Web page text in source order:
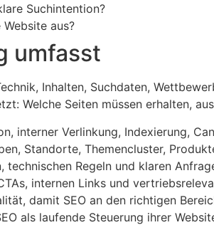
Suchintention?
aus?
umfasst
Inhalten, Suchdaten,
Welche Seiten müssen erhalten,
interner Verlinkung, Indexierung,
Standorte, Themencluster,
Regeln und klaren
internen Links und
damit SEO an den richtigen
als laufende Steuerung ihrer